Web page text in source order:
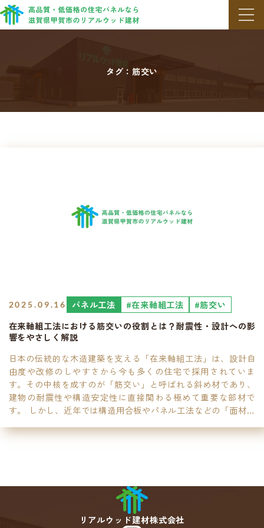
メ
タグ：筋交い
2025.09.16 パネル工法 #在来軸組工法
#筋交い
在来軸組工法における筋交いの役割とは？耐震性・設計への影
響をやさしく解説
日本の伝統的な木造建築を支える「在来軸組工法」は、設計自
由度や改修のしやすさから今も多くの住宅で採用されていま
す。その中核を成すのが「筋交い」と呼ばれる斜め材であり、
建物の耐震性や構造安定性に直接関わる極めて重要な部材で
す。 しかし、近年では構造用合板やパネル工法などの「面材」
いての知識が求められています。また、施工精度や作業者スキ
で、在来軸組工法における筋交いの役割と実 […]
リアルウッド建材株式会社